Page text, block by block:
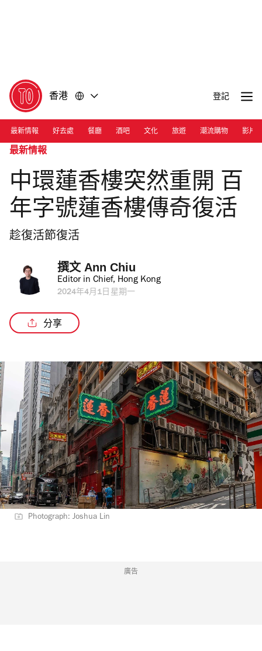
香港 登記
最新情報 好去處 餐廳 酒吧 文化 旅遊 潮流購物 影片
最新情報
中環蓮香樓突然重開 百
年字號蓮香樓傳奇復活
趁復活節復活
撰文 Ann Chiu
Editor in Chief, Hong Kong
2024年4月1日星期一
分享
Photograph: Joshua Lin
廣告